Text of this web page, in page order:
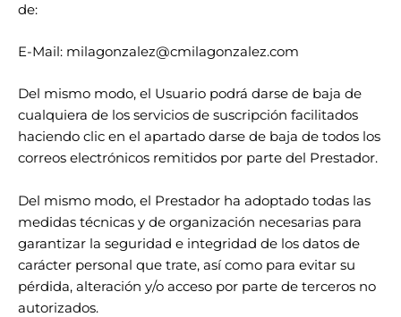
de:
E-Mail: milagonzalez@cmilagonzalez.com
Del mismo modo, el Usuario podrá darse de baja de
cualquiera de los servicios de suscripción facilitados
haciendo clic en el apartado darse de baja de todos los
correos electrónicos remitidos por parte del Prestador.
Del mismo modo, el Prestador ha adoptado todas las
medidas técnicas y de organización necesarias para
garantizar la seguridad e integridad de los datos de
carácter personal que trate, así como para evitar su
pérdida, alteración y/o acceso por parte de terceros no
autorizados.